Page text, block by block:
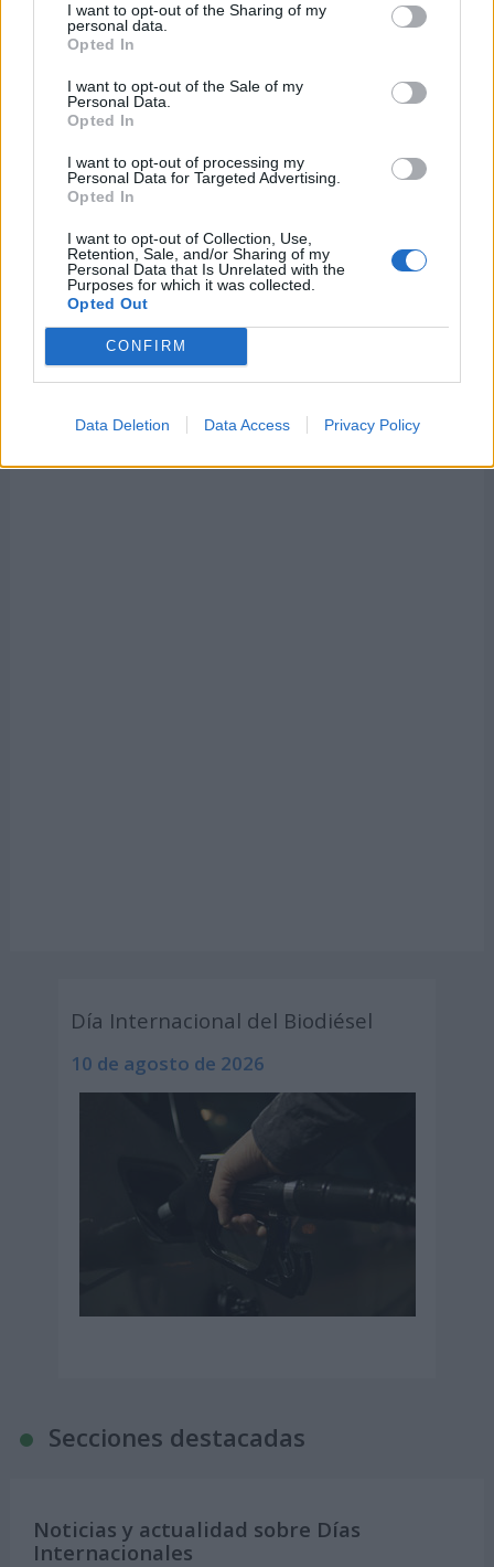
I want to opt-out of the Sharing of my
personal data.
Opted In
I want to opt-out of the Sale of my
Personal Data.
Opted In
I want to opt-out of processing my
Personal Data for Targeted Advertising.
Opted In
I want to opt-out of Collection, Use,
Retention, Sale, and/or Sharing of my
Personal Data that Is Unrelated with the
Purposes for which it was collected.
Opted Out
CONFIRM
Data Deletion Data Access Privacy Policy
10 de agosto de 2026
Día Internacional del Biodiésel
10 de agosto de 2026
Secciones destacadas
Noticias y actualidad sobre Días
Internacionales